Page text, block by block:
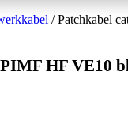
/ Patchkabel
HF VE10